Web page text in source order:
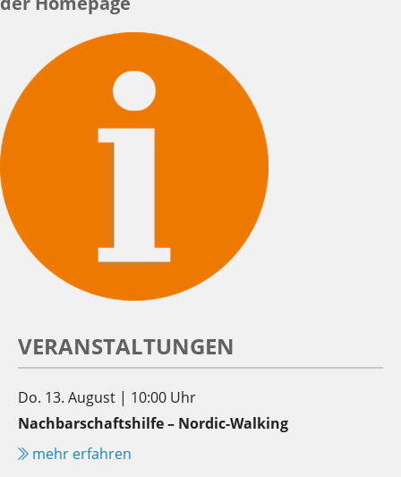
VERANSTALTUNGEN
Do. 13. August | 10:00 Uhr
Nachbarschaftshilfe – Nordic-Walking
mehr erfahren